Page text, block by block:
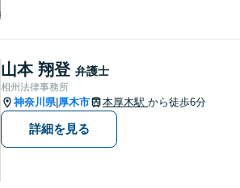
B面談可】【本厚木駅1分】
山本 翔登 弁護士
相州法律事務所
神奈川県| 厚木市 本厚木駅 から徒歩6分
詳細を見る